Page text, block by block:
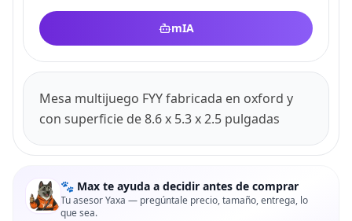
mIA
Mesa multijuego FYY fabricada en oxford y
con superficie de 8.6 x 5.3 x 2.5 pulgadas
🐾 Max te ayuda a decidir antes de comprar
Tu asesor Yaxa — pregúntale precio, tamaño, entrega, lo
que sea.